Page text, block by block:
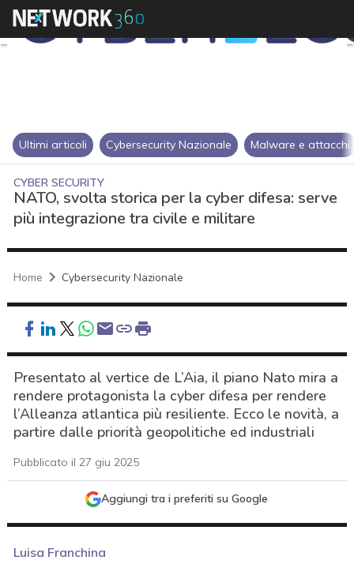
Ultimi articoli Cybersecurity Nazionale Malware e attacchi
CYBER SECURITY
NATO, svolta storica per la cyber difesa: serve
più integrazione tra civile e militare
Home Cybersecurity Nazionale
Presentato al vertice de L’Aia, il piano Nato mira a
rendere protagonista la cyber difesa per rendere
l’Alleanza atlantica più resiliente. Ecco le novità, a
partire dalle priorità geopolitiche ed industriali
Pubblicato il 27 giu 2025
Aggiungi tra i preferiti su Google
Luisa Franchina